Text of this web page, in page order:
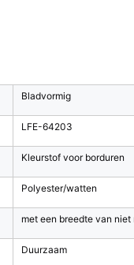
Bladvormig
LFE-64203
Kleurstof voor borduren
Polyester/watten
met een breedte van niet
Duurzaam